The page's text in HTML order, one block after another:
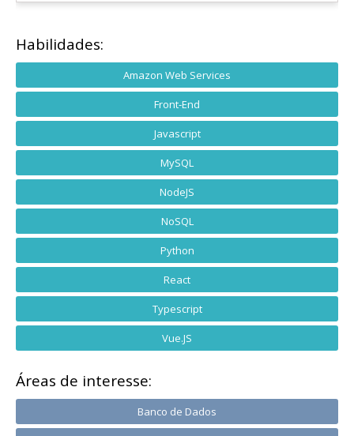
Habilidades:
Amazon Web Services
Front-End
Javascript
MySQL
NodeJS
NoSQL
Python
React
Typescript
Vue.JS
Áreas de interesse:
Banco de Dados